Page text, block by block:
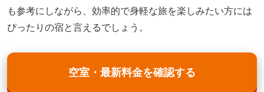
も参考にしながら、効率的で身軽な旅を楽しみたい方には
ぴったりの宿と言えるでしょう。
空室・最新料金を確認する